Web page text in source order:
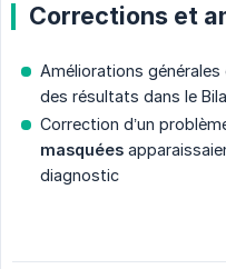
Corrections et
Améliorations
des résultats dans le
Correction d’un
masquées
diagnostic